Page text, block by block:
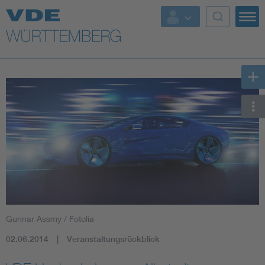
Top Themen
Fokusthemen
Energy
AI & Digital Trust
Health
Gunnar Assmy / Fotolia
02.06.2014 Veranstaltungsrückblick